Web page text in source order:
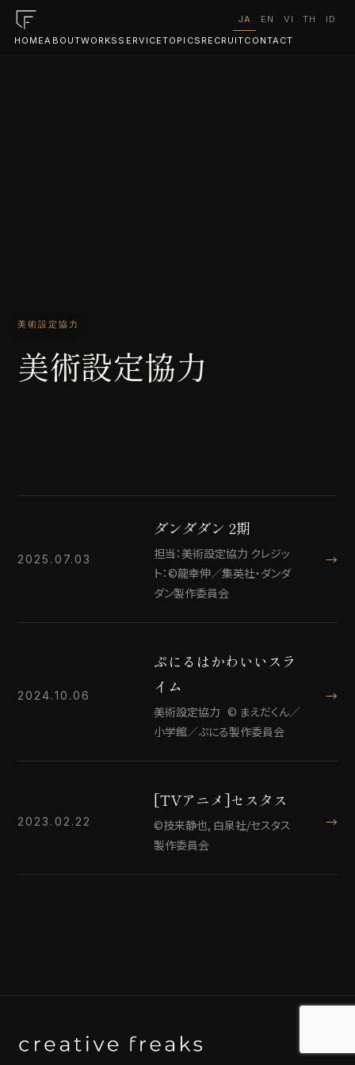
HOMEABOUTWORKS SERVICETOPICS RECRUITCONTACT
JA EN VI TH ID
美術設定協力
美術設定協力
2025.07.03
ダンダダン 2期
担当：美術設定協力 クレジッ
ト：©龍幸伸／集英社・ダンダ
ダン製作委員会
→
2024.10.06
ぷにるはかわいいスラ
イム
美術設定協力 © まえだくん／
小学館／ぷにる製作委員会
→
2023.02.22
[TVアニメ]セスタス
©技来静也, 白泉社/セスタス
製作委員会
→